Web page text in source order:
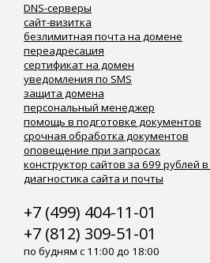
DNS-серверы
сайт-визитка
безлимитная почта на домене
переадресация
сертификат на домен
уведомления по SMS
защита домена
персональный менеджер
помощь в подготовке документов
срочная обработка документов
оповещение при запросах
конструктор сайтов за 699 рублей
диагностика сайта и почты
+7 (499) 404-11-01
+7 (812) 309-51-01
по будням с 11:00 до 18:00